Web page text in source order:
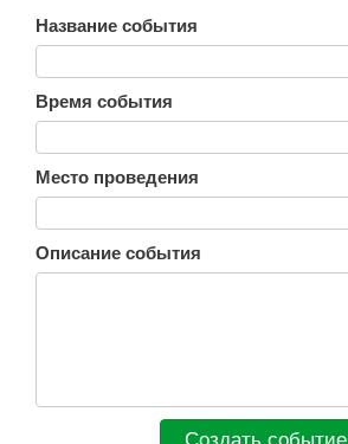
Название события
Время события
Место проведения
Описание события
Создать событие